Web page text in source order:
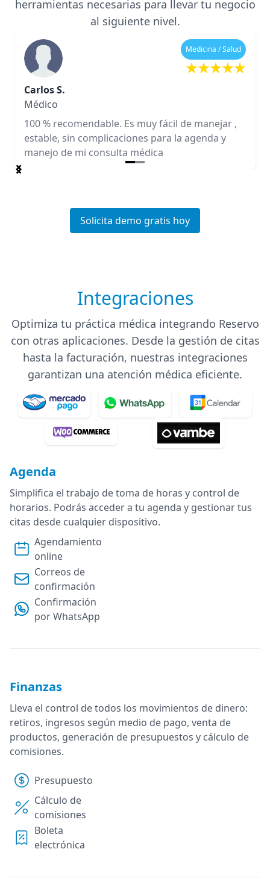
herramientas necesarias para llevar tu negocio
al siguiente nivel.
Medicina / Salud
Carlos S.
Médico
100 % recomendable. Es muy fácil de manejar ,
estable, sin complicaciones para la agenda y
manejo de mi consulta médica
Item
Solicita demo gratis hoy
Integraciones
Optimiza tu práctica médica integrando Reservo
con otras aplicaciones. Desde la gestión de citas
hasta la facturación, nuestras integraciones
garantizan una atención médica eficiente.
Agenda
Simplifica el trabajo de toma de horas y control de
horarios. Podrás acceder a tu agenda y gestionar tus
citas desde cualquier dispositivo.
Agendamiento
online
Correos de
confirmación
Confirmación
por WhatsApp
Finanzas
Lleva el control de todos los movimientos de dinero:
retiros, ingresos según medio de pago, venta de
productos, generación de presupuestos y cálculo de
comisiones.
Presupuesto
Cálculo de
comisiones
Boleta
electrónica